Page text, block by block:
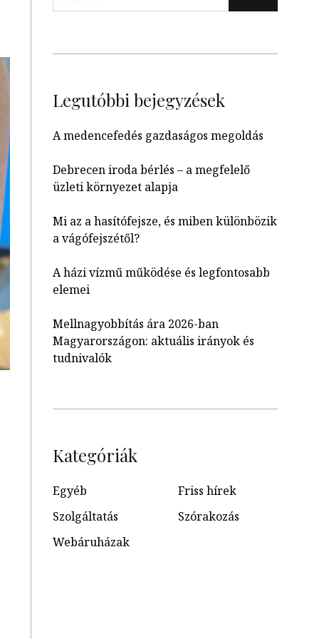
Legutóbbi bejegyzések
A medencefedés gazdaságos megoldás
Debrecen iroda bérlés – a megfelelő
üzleti környezet alapja
Mi az a hasítófejsze, és miben különbözik
a vágófejszétől?
A házi vízmű működése és legfontosabb
elemei
Mellnagyobbítás ára 2026-ban
Magyarországon: aktuális irányok és
tudnivalók
Kategóriák
Egyéb
Friss hírek
Szolgáltatás
Szórakozás
Webáruházak